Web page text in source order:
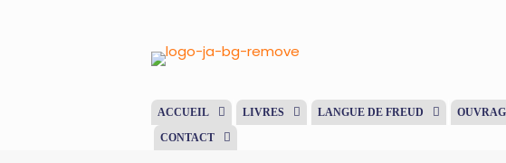
ACCUEIL LIVRES LANGUE DE FREUD
CONTACT